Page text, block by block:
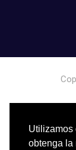
Utilizamos
obtenga la